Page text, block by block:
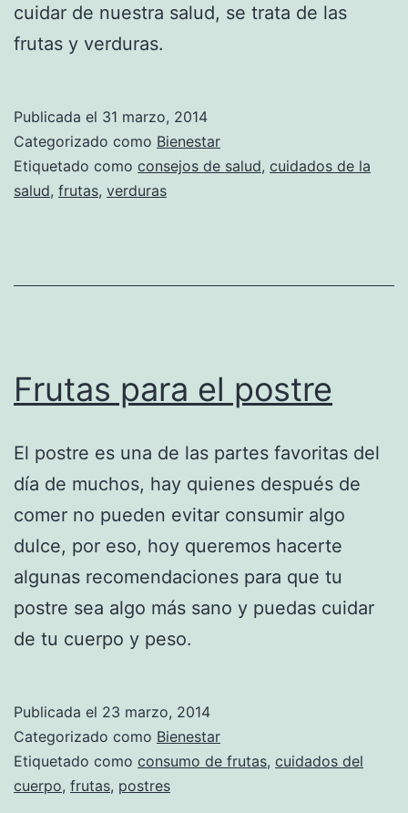
cuidar de nuestra salud, se trata de las
frutas y verduras.
Publicada el 31 marzo, 2014
Categorizado como Bienestar
Etiquetado como consejos de salud, cuidados de la
salud, frutas, verduras
Frutas para el postre
El postre es una de las partes favoritas del
día de muchos, hay quienes después de
comer no pueden evitar consumir algo
dulce, por eso, hoy queremos hacerte
algunas recomendaciones para que tu
postre sea algo más sano y puedas cuidar
de tu cuerpo y peso.
Publicada el 23 marzo, 2014
Categorizado como Bienestar
Etiquetado como consumo de frutas, cuidados del
cuerpo, frutas, postres